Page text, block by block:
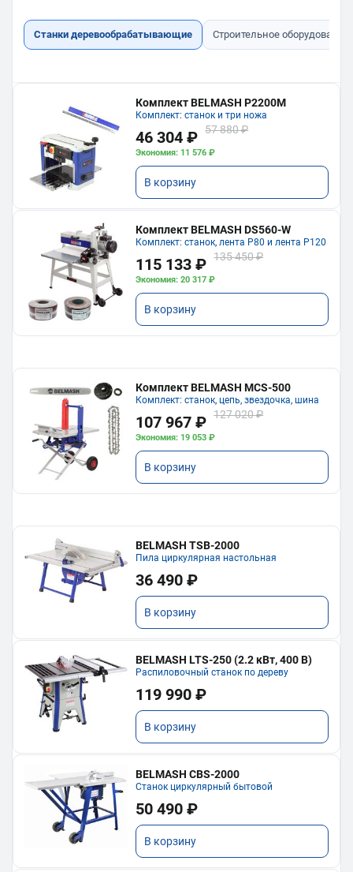
Станки деревообрабатывающие Строительное оборудование
Комплект BELMASH P2200M
Комплект: станок и три ножа
46 304 ₽ 57 880 ₽
Экономия: 11 576 ₽
В корзину
Комплект BELMASH DS560-W
Комплект: станок, лента P80 и лента P120
115 133 ₽ 135 450 ₽
Экономия: 20 317 ₽
В корзину
Комплект BELMASH MCS-500
Комплект: станок, цепь, звездочка, шина
107 967 ₽ 127 020 ₽
Экономия: 19 053 ₽
В корзину
BELMASH TSB-2000
Пила циркулярная настольная
36 490 ₽
В корзину
BELMASH LTS-250 (2.2 кВт, 400 В)
Распиловочный станок по дереву
119 990 ₽
В корзину
BELMASH CBS-2000
Станок циркулярный бытовой
50 490 ₽
В корзину